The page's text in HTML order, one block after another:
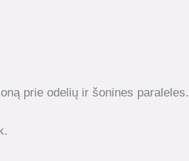
prie odelių ir šonines paraleles.